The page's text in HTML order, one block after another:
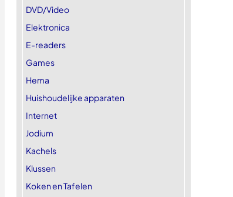
DVD/Video
Elektronica
E-readers
Games
Hema
Huishoudelijke apparaten
Internet
Jodium
Kachels
Klussen
Koken en Tafelen